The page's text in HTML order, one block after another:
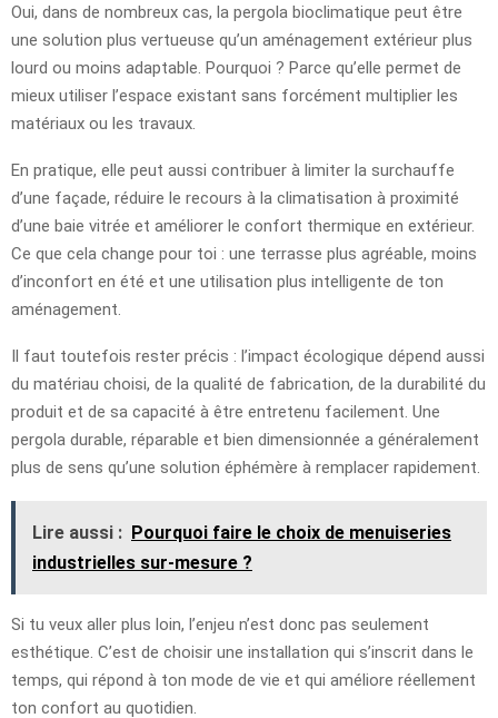
Oui, dans de nombreux cas, la pergola bioclimatique peut être
une solution plus vertueuse qu’un aménagement extérieur plus
lourd ou moins adaptable. Pourquoi ? Parce qu’elle permet de
mieux utiliser l’espace existant sans forcément multiplier les
matériaux ou les travaux.
En pratique, elle peut aussi contribuer à limiter la surchauffe
d’une façade, réduire le recours à la climatisation à proximité
d’une baie vitrée et améliorer le confort thermique en extérieur.
Ce que cela change pour toi : une terrasse plus agréable, moins
d’inconfort en été et une utilisation plus intelligente de ton
aménagement.
Il faut toutefois rester précis : l’impact écologique dépend aussi
du matériau choisi, de la qualité de fabrication, de la durabilité du
produit et de sa capacité à être entretenu facilement. Une
pergola durable, réparable et bien dimensionnée a généralement
plus de sens qu’une solution éphémère à remplacer rapidement.
Lire aussi : Pourquoi faire le choix de menuiseries
industrielles sur-mesure ?
Si tu veux aller plus loin, l’enjeu n’est donc pas seulement
esthétique. C’est de choisir une installation qui s’inscrit dans le
temps, qui répond à ton mode de vie et qui améliore réellement
ton confort au quotidien.